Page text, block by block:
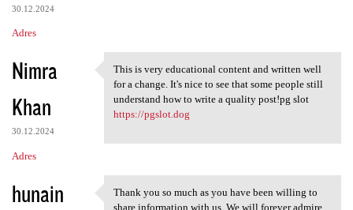
30.12.2024
Adres
Nimra
Khan
30.12.2024
Adres
This is very educational
This is very educational content and written well
for a change. It's nice to see that some people still
understand how to write a quality post!pg slot
https://pgslot.dog
hunain
Thank you so much as you have
Thank you so much as you have been willing to
share information with us. We will forever admire